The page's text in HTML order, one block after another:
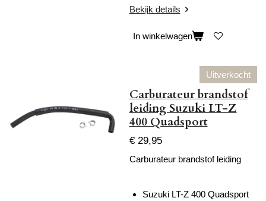
Bekijk details
In winkelwagen
Uitverkocht
Carburateur brandstof
leiding Suzuki LT-Z
400 Quadsport
€ 29,95
Carburateur brandstof leiding
Suzuki LT-Z 400 Quadsport